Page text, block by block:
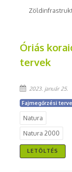
Óriás
tervek
2023. január 25.
Fajmegőrzési
Natura
Natura 2000
LETÖLTÉS